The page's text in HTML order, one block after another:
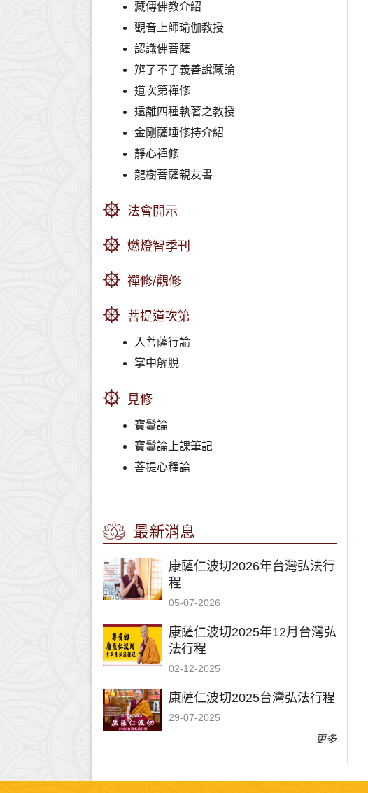
藏傳佛教介紹
觀音上師瑜伽教授
認識佛菩薩
辨了不了義善說藏論
道次第禪修
遠離四種執著之教授
金剛薩埵修持介紹
靜心禪修
龍樹菩薩親友書
法會開示
燃燈智季刊
禪修/觀修
菩提道次第
入菩薩行論
掌中解脫
見修
寶鬘論
寶鬘論上課筆記
菩提心釋論
最新消息
康薩仁波切2026年台灣弘法行
程
05-07-2026
康薩仁波切2025年12月台灣弘
法行程
02-12-2025
康薩仁波切2025台灣弘法行程
29-07-2025
更多